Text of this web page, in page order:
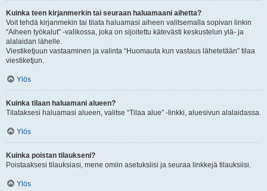
Kuinka teen kirjanmerkin tai seuraan haluamaani aihetta?
Voit tehdä kirjanmekin tai tilata haluamasi aiheen valitsemalla sopivan linkin
“Aiheen työkalut” -valikossa, joka on sijoitettu kätevästi keskustelun ylä- ja
alalaidan lähelle.
Viestiketjuun vastaaminen ja valinta “Huomauta kun vastaus lähetetään” tilaa
viestiketjun.
Ylös
Kuinka tilaan haluamani alueen?
Tilataksesi haluamasi alueen, valitse “Tilaa alue” -linkki, aluesivun alalaidassa.
Ylös
Kuinka poistan tilaukseni?
Poistaaksesi tilauksiasi, mene omiin asetuksiisi ja seuraa linkkejä tilauksiisi.
Ylös